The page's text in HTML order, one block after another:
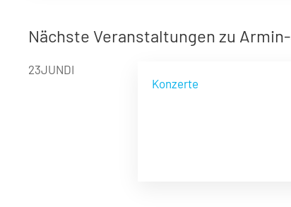
Nächste Veranstaltungen zu
23JUNDI
Konzerte